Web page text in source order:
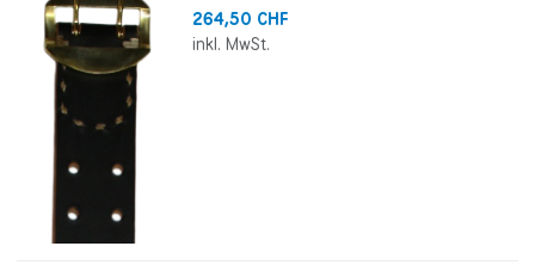
264,50 CHF
inkl. MwSt.